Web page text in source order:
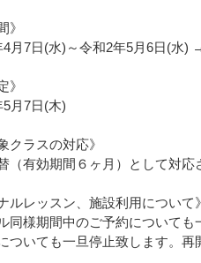
》
4月7日(水)～令和2年5月6日(水)
》
5月7日(木)
クラスの対応》
（有効期間６ヶ月）として対応
ルレッスン、施設利用について》
同様期間中のご予約についても
ついても一旦停止致します。再